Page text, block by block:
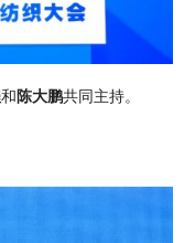
和陈大鹏共同主持。